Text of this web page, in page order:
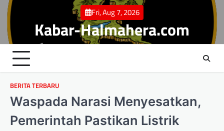
Skip
content
Fri, Aug 7, 2026
Kabar-Halmahera.com
BERITA TERBARU
Waspada Narasi Menyesatkan,
Pemerintah Pastikan Listrik